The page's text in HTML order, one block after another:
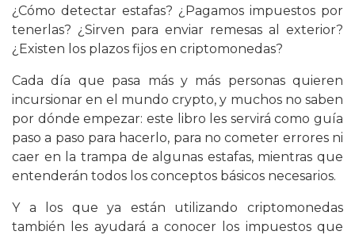
¿Cómo detectar estafas? ¿Pagamos impuestos por
tenerlas? ¿Sirven para enviar remesas al exterior?
¿Existen los plazos fijos en criptomonedas?
Cada día que pasa más y más personas quieren
incursionar en el mundo crypto, y muchos no saben
por dónde empezar: este libro les servirá como guía
paso a paso para hacerlo, para no cometer errores ni
caer en la trampa de algunas estafas, mientras que
entenderán todos los conceptos básicos necesarios.
Y a los que ya están utilizando criptomonedas
también les ayudará a conocer los impuestos que